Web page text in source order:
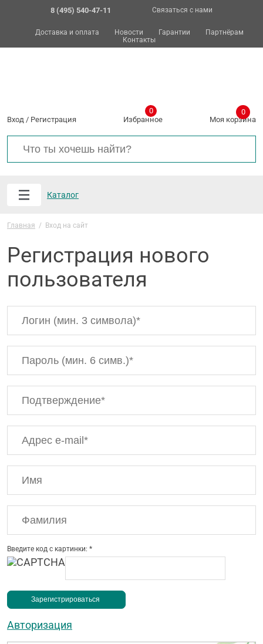
8 (495) 540-47-11 Связаться с нами
Доставка и оплата Новости Гарантии
Партнёрам
Контакты
Вход / Регистрация Избранное
0
Моя корзина
0
Каталог
Главная / Вход на сайт
Регистрация нового
пользователя
Введите код с картинки: *
Авторизация